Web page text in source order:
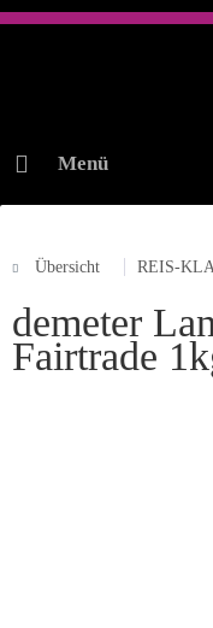
Menü
Übersicht REIS-
ONLINE-SHOP
demeter
Fairtrade